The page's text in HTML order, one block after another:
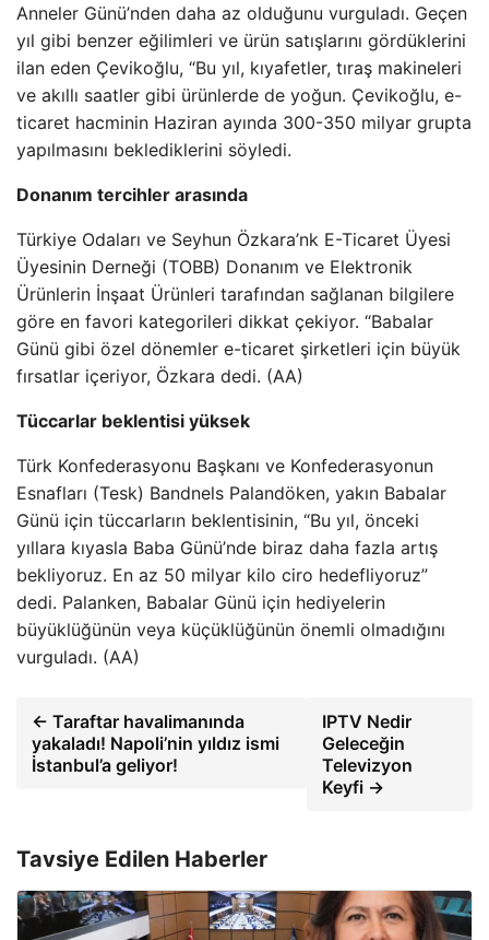
Anneler Günü’nden daha az olduğunu vurguladı. Geçen
yıl gibi benzer eğilimleri ve ürün satışlarını gördüklerini
ilan eden Çevikoğlu, “Bu yıl, kıyafetler, tıraş makineleri
ve akıllı saatler gibi ürünlerde de yoğun. Çevikoğlu, e-
ticaret hacminin Haziran ayında 300-350 milyar grupta
yapılmasını beklediklerini söyledi.
Donanım tercihler arasında
Türkiye Odaları ve Seyhun Özkara’nk E-Ticaret Üyesi
Üyesinin Derneği (TOBB) Donanım ve Elektronik
Ürünlerin İnşaat Ürünleri tarafından sağlanan bilgilere
göre en favori kategorileri dikkat çekiyor. “Babalar
Günü gibi özel dönemler e-ticaret şirketleri için büyük
fırsatlar içeriyor, Özkara dedi. (AA)
Tüccarlar beklentisi yüksek
Türk Konfederasyonu Başkanı ve Konfederasyonun
Esnafları (Tesk) Bandnels Palandöken, yakın Babalar
Günü için tüccarların beklentisinin, “Bu yıl, önceki
yıllara kıyasla Baba Günü’nde biraz daha fazla artış
bekliyoruz. En az 50 milyar kilo ciro hedefliyoruz”
dedi. Palanken, Babalar Günü için hediyelerin
büyüklüğünün veya küçüklüğünün önemli olmadığını
vurguladı. (AA)
← Taraftar havalimanında
yakaladı! Napoli’nin yıldız ismi
İstanbul’a geliyor!
IPTV Nedir
Geleceğin
Televizyon
Keyfi →
Tavsiye Edilen Haberler